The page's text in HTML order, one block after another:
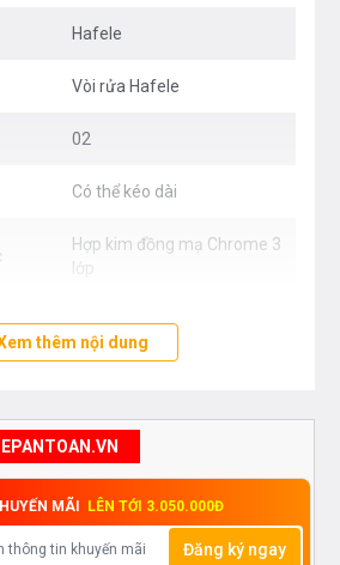
Hafele
Vòi rửa Hafele
02
Có thể kéo dài
Hợp kim đồng mạ Chrome 3
lớp
thêm nội dung
MÃI LÊN TỚI 3.050.000Đ
Đăng ký ngay